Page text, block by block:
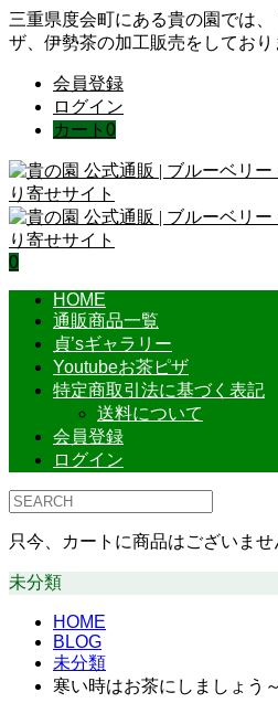
三重県度会町にある貴の園では
ザ、伊勢茶の加工販売をしており
会員登録
ログイン
カート 0
0
HOME
通販商品一覧
貞’sギャラリー
Youtubeお茶ピザ
特定商取引法に基づく表記
送料について
会員登録
ログイン
只今、カートに商品はございませ
未分類
HOME
BLOG
未分類
寒い時はお茶にしましょう